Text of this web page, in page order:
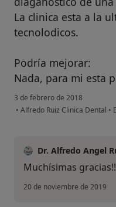
La clinica esta a la
tecnolodicos.
Podría mejorar:
Nada, para mi esta
3 de febrero de 2018
• Alfredo Ruiz Clinica Dental •
Dr. Alfredo Angel
Muchísimas
20 de noviembre de 2019